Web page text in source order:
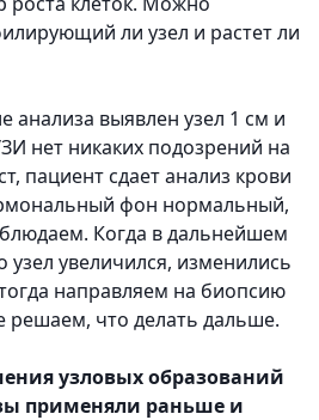
ли узел и растет ли
анализа выявлен узел 1 см и
нет никаких подозрений на
пациент сдает анализ крови
фон нормальный,
Когда в дальнейшем
увеличился, изменились
направляем на биопсию
решаем, что делать дальше.
узловых образований
применяли раньше и